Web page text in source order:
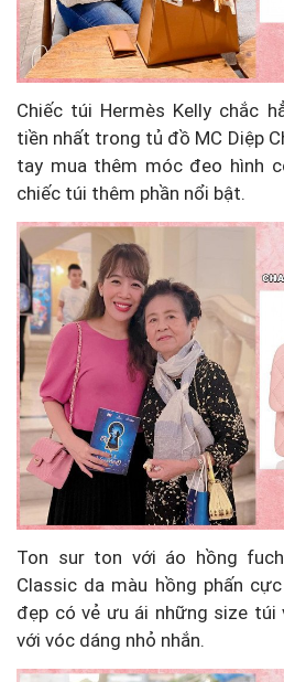
Chiếc túi Hermès Kelly chắc
tiền nhất trong tủ đồ MC Diệp
tay mua thêm móc đeo hình
chiếc túi thêm phần nổi bật.
Ton sur ton với áo hồng
Classic da màu hồng phấn
đẹp có vẻ ưu ái những size túi
với vóc dáng nhỏ nhắn.